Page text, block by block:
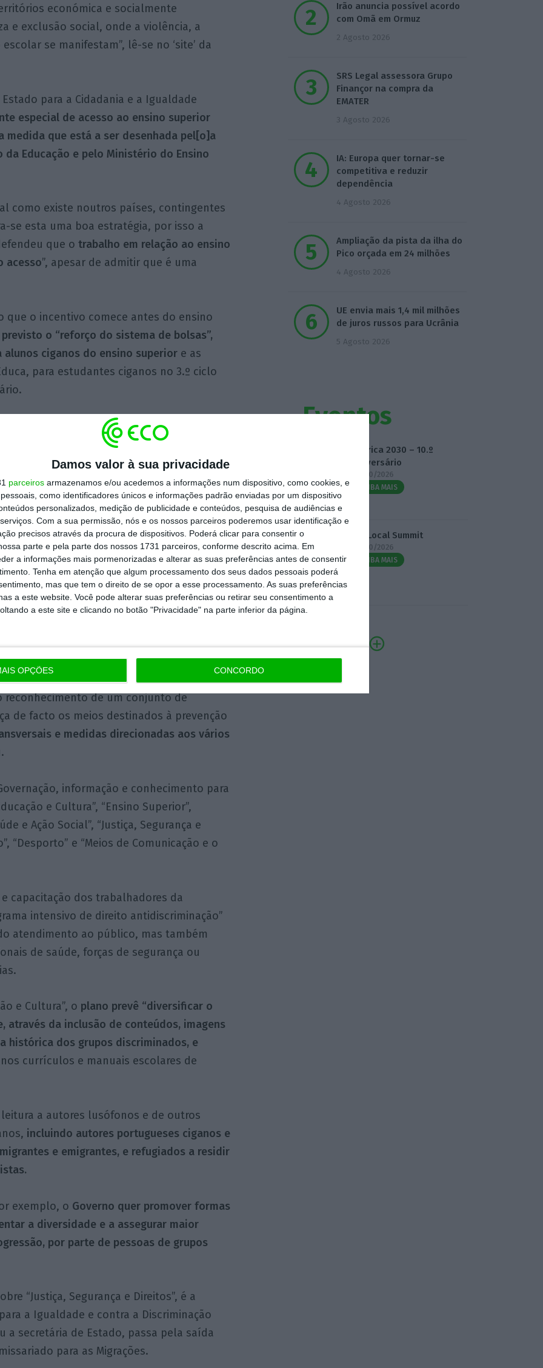
Damos valor à sua privacidade
parceiros armazenamos e/ou acedemos a informações num dispositivo, como cookies, e
como identificadores únicos e informações padrão enviadas por um dispositivo
personalizados, medição de publicidade e conteúdos, pesquisa de audiências e
Com a sua permissão, nós e os nossos parceiros poderemos usar identificação e
precisos através da procura de dispositivos. Poderá clicar para consentir o
parte e pela parte dos nossos 1731 parceiros, conforme descrito acima. Em
a informações mais pormenorizadas e alterar as suas preferências antes de consentir
Tenha em atenção que algum processamento dos seus dados pessoais poderá
mas que tem o direito de se opor a esse processamento. As suas preferências
a este website. Você pode alterar suas preferências ou retirar seu consentimento a
a este site e clicando no botão "Privacidade" na parte inferior da página.
OPÇÕES CONCORDO
económica e socialmente
e exclusão social, onde a violência, a
se manifestam”, lê-se no ‘site’ da
para a Cidadania e a Igualdade
especial de acesso ao ensino superior
medida que está a ser desenhada pel[o]a
Educação e pelo Ministério do Ensino
como existe noutros países, contingentes
se esta uma boa estratégia, por isso a
que o trabalho em relação ao ensino
acesso”, apesar de admitir que é uma
que o incentivo comece antes do ensino
o “reforço do sistema de bolsas”,
alunos ciganos do ensino superiore as
para estudantes ciganos no 3.º ciclo
também códigos de conduta, maior
e não docente ou dirigente ou a inclusão
educação contra o racismo e sobre a
e ciganas.
para consulta pública, está
de atuação, como objetivo de
discriminação, através de uma estratégia
proibição e da punição da discriminação
um plano nacional de ação contra o
reconhecimento de um conjunto de
de facto os meios destinados à prevenção
e medidas direcionadas aos vários
informação e conhecimento para
e Cultura”, “Ensino Superior”,
e Ação Social”, “Justiça, Segurança e
“Desporto” e “Meios de Comunicação e o
capacitação dos trabalhadores da
intensivo de direito antidiscriminação”
atendimento ao público, mas também
de saúde, forças de segurança ou
e Cultura”, o plano prevê “diversificar o
através da inclusão de conteúdos, imagens
histórica dos grupos discriminados, e
nos currículos e manuais escolares de
a autores lusófonos e de outros
incluindo autores portugueses ciganos e
e emigrantes, e refugiados a residir
exemplo, o Governo quer promover formas
a diversidade e a assegurar maior
por parte de pessoas de grupos
“Justiça, Segurança e Direitos”, é a
a Igualdade e contra a Discriminação
a secretária de Estado, passa pela saída
para as Migrações.
Irão anuncia possível acordo
com Omã em Ormuz
2 Agosto 2026
SRS Legal assessora Grupo
Finançor na compra da
EMATER
3 Agosto 2026
IA: Europa quer tornar-se
competitiva e reduzir
dependência
4 Agosto 2026
Ampliação da pista da ilha do
Pico orçada em 24 milhões
4 Agosto 2026
UE envia mais 1,4 mil milhões
de juros russos para Ucrânia
5 Agosto 2026
Eventos
Fábrica 2030 – 10.º
Aniversário
14/10/2026
SAIBA MAIS
3.º Local Summit
07/10/2026
SAIBA MAIS